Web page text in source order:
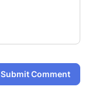
Submit Comment